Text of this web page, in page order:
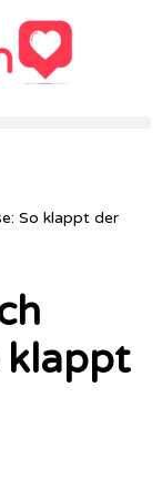
So klappt der
klappt